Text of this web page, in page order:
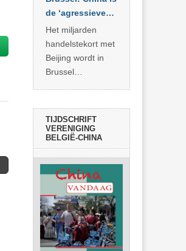
de ‘agressieve
schuldige’
Het miljarden
handelstekort met
Beijing wordt in
Brussel
economische
agressie. In
werkelijkheid
verhult die
spectaculaire
rekensom vooral
de industriële
achterstand die
… >> lees meer
TIJDSCHRIFT
VERENIGING
BELGIË-CHINA